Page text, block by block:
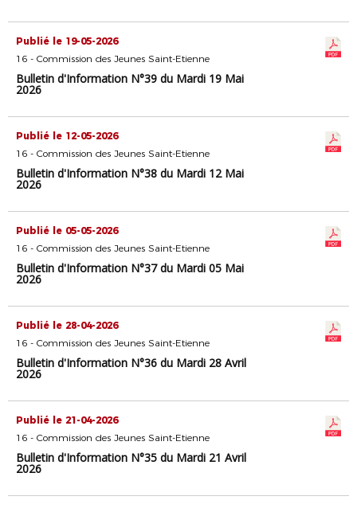
Publié le 19-05-2026
16 - Commission des Jeunes Saint-Etienne
Bulletin d'Information N°39 du Mardi 19 Mai
2026
Publié le 12-05-2026
16 - Commission des Jeunes Saint-Etienne
Bulletin d'Information N°38 du Mardi 12 Mai
2026
Publié le 05-05-2026
16 - Commission des Jeunes Saint-Etienne
Bulletin d'Information N°37 du Mardi 05 Mai
2026
Publié le 28-04-2026
16 - Commission des Jeunes Saint-Etienne
Bulletin d'Information N°36 du Mardi 28 Avril
2026
Publié le 21-04-2026
16 - Commission des Jeunes Saint-Etienne
Bulletin d'Information N°35 du Mardi 21 Avril
2026